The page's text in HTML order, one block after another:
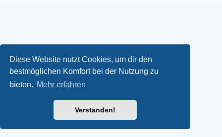
Diese Website nutzt Cookies, um dir den
bestmöglichen Komfort bei der Nutzung zu
bieten. Mehr erfahren
Verstanden!